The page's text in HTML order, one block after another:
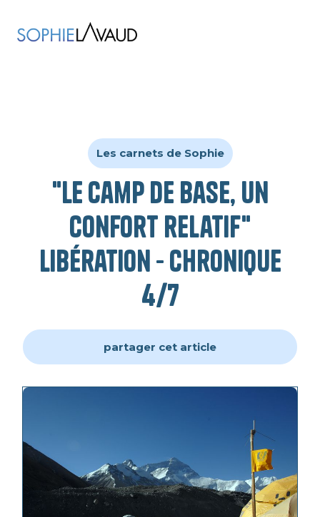
Les carnets de Sophie
"Le camp de base, un
confort relatif"
Libération - Chronique
4/7
partager cet article